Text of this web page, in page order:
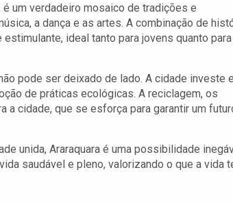
um verdadeiro mosaico de tradições e
a dança e as artes. A combinação de
ideal tanto para jovens quanto para
pode ser deixado de lado. A cidade investe
de práticas ecológicas. A reciclagem, os
cidade, que se esforça para garantir um
unida, Araraquara é uma possibilidade
saudável e pleno, valorizando o que a vida